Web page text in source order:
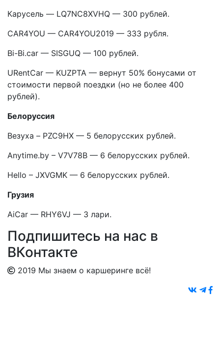
Карусель — LQ7NC8XVHQ — 300 рублей.
CAR4YOU — CAR4YOU2019 — 333 рубля.
Bi-Bi.car — SISGUQ — 100 рублей.
URentCar — KUZPTA — вернут 50% бонусами от
стоимости первой поездки (но не более 400
рублей).
Белоруссия
Везуха – PZC9HX — 5 белорусских рублей.
Anytime.by – V7V78B — 6 белорусских рублей.
Hello – JXVGMK — 6 белорусских рублей.
Грузия
AiCar — RHY6VJ — 3 лари.
Подпишитесь на нас в
ВКонтакте
2019 Мы знаем о каршеринге всё!